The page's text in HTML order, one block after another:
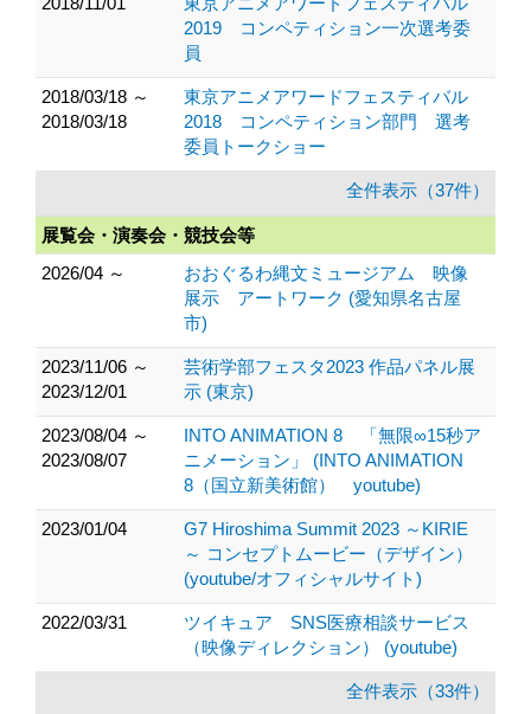
2019 コンペティション一次選考委
員
2018/03/18 ～
2018/03/18
東京アニメアワードフェスティバル
2018 コンペティション部門 選考
委員トークショー
全件表示（37件）
展覧会・演奏会・競技会等
2026/04 ～
おおぐるわ縄文ミュージアム 映像
展示 アートワーク (愛知県名古屋
市)
2023/11/06 ～
2023/12/01
芸術学部フェスタ2023 作品パネル展
示 (東京)
2023/08/04 ～
2023/08/07
INTO ANIMATION 8 「無限∞15秒ア
ニメーション」 (INTO ANIMATION
8（国立新美術館） youtube)
2023/01/04
G7 Hiroshima Summit 2023 ～KIRIE
～ コンセプトムービー（デザイン）
(youtube/オフィシャルサイト)
2022/03/31
ツイキュア SNS医療相談サービス
（映像ディレクション） (youtube)
全件表示（33件）